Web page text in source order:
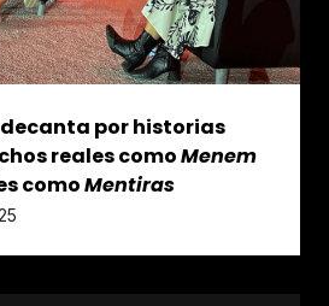
decanta por historias
reales comoMenem
comoMentiras